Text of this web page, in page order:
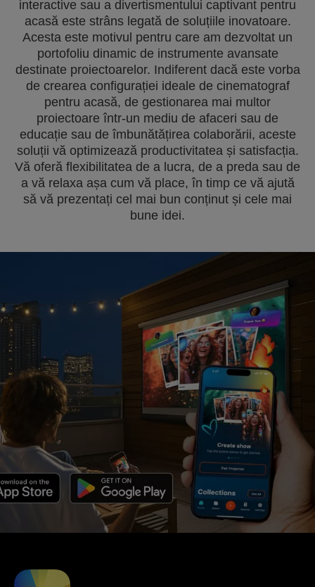
interactive sau a divertismentului captivant pentru
acasă este strâns legată de soluțiile inovatoare.
Acesta este motivul pentru care am dezvoltat un
portofoliu dinamic de instrumente avansate
destinate proiectoarelor. Indiferent dacă este vorba
de crearea configurației ideale de cinematograf
pentru acasă, de gestionarea mai multor
proiectoare într-un mediu de afaceri sau de
educație sau de îmbunătățirea colaborării, aceste
soluții vă optimizează productivitatea și satisfacția.
Vă oferă flexibilitatea de a lucra, de a preda sau de
a vă relaxa așa cum vă place, în timp ce vă ajută
să vă prezentați cel mai bun conținut și cele mai
bune idei.